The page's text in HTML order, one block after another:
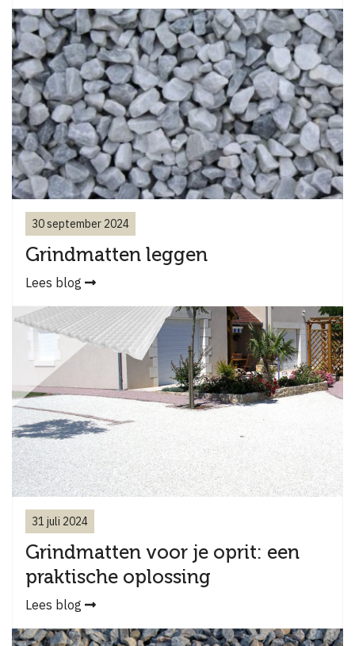
30 september 2024
Grindmatten leggen
Lees blog
31 juli 2024
Grindmatten voor je oprit: een
praktische oplossing
Lees blog